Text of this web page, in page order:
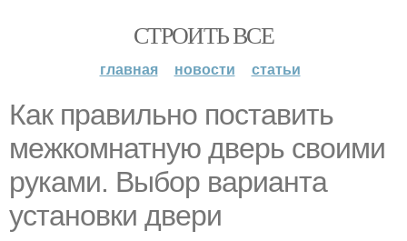
СТРОИТЬ ВСЕ
главная новости статьи
Как правильно поставить
межкомнатную дверь своими
руками. Выбор варианта
установки двери